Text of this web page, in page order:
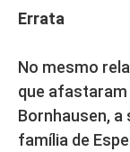
Errata
No mesmo
que
Bornhausen,
família de